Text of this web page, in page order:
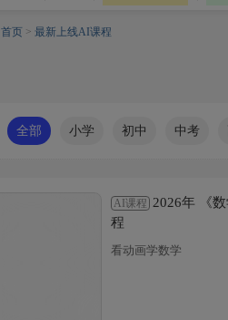
首页 > 最新上线AI课程
全部 小学 初中 中考
AI课程 2026年 《
程
看动画学数学